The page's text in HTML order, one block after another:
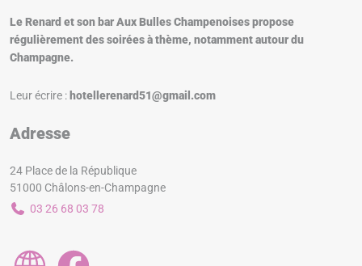
Le Renard et son bar Aux Bulles Champenoises propose
régulièrement des soirées à thème, notamment autour du
Champagne.
Leur écrire :hotellerenard51@gmail.com
Adresse
24 Place de la République
51000 Châlons-en-Champagne
03 26 68 03 78